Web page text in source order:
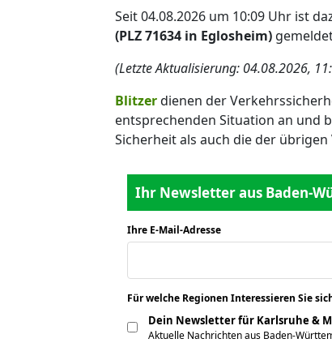
Seit 04.08.2026 um 10:09 Uhr ist
(PLZ 71634 in Eglosheim)
(Letzte Aktualisierung: 04.08.2026,
Blitzerdienen der
entsprechenden Situation an und
Sicherheit als auch die der
Ihr Newsletter aus Baden-
Ihre E-Mail-Adresse
Für welche Regionen Interessieren Sie
Dein Newsletter für Karlsruhe &
Aktuelle Nachrichten aus Baden-